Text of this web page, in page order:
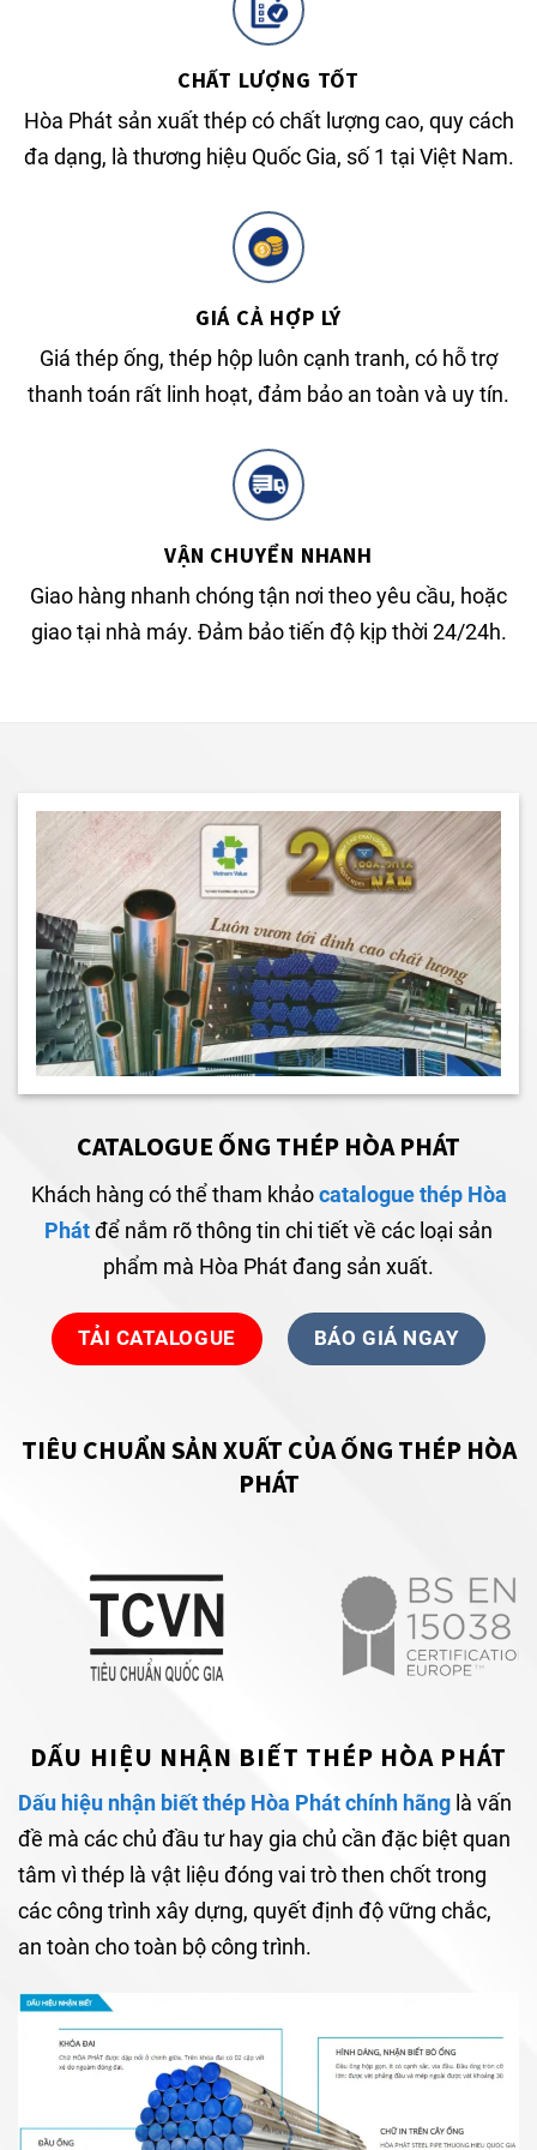
CHẤT LƯỢNG TỐT
Hòa Phát sản xuất thép có chất lượng cao, quy cách
đa dạng, là thương hiệu Quốc Gia, số 1 tại Việt Nam.
GIÁ CẢ HỢP LÝ
Giá thép ống, thép hộp luôn cạnh tranh, có hỗ trợ
thanh toán rất linh hoạt, đảm bảo an toàn và uy tín.
VẬN CHUYỂN NHANH
Giao hàng nhanh chóng tận nơi theo yêu cầu, hoặc
giao tại nhà máy. Đảm bảo tiến độ kịp thời 24/24h.
CATALOGUE ỐNG THÉP HÒA PHÁT
Khách hàng có thể tham khảocatalogue thép Hòa
Phátđể nắm rõ thông tin chi tiết về các loại sản
phẩm mà Hòa Phát đang sản xuất.
TẢI CATALOGUE BÁO GIÁ NGAY
TIÊU CHUẨN SẢN XUẤT CỦA ỐNG THÉP HÒA
PHÁT
DẤU HIỆU NHẬN BIẾT THÉP HÒA PHÁT
Dấu hiệu nhận biết thép Hòa Phát chính hãng là vấn
đề mà các chủ đầu tư hay gia chủ cần đặc biệt quan
tâm vì thép là vật liệu đóng vai trò then chốt trong
các công trình xây dựng, quyết định độ vững chắc,
an toàn cho toàn bộ công trình.